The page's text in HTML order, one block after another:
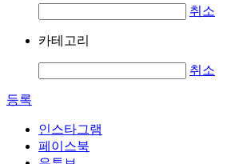
취소
카테고리
취소
등록
인스타그램
페이스북